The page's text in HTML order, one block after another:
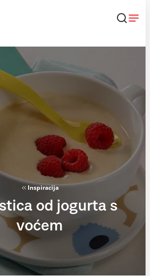
Inspiracija
od jogurta s
voćem